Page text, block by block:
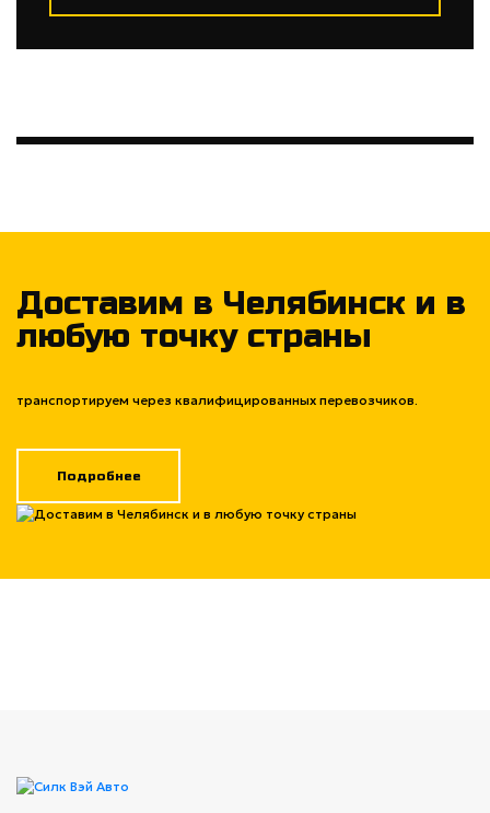
Доставим в Челябинск и в
любую точку страны
транспортируем через квалифицированных перевозчиков.
Подробнее